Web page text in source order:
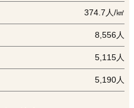
374.7人/㎢
8,556人
5,115人
5,190人